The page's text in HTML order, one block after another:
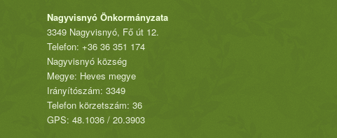
Nagyvisnyó Önkormányzata
3349 Nagyvisnyó, Fő út 12.
Telefon: +36 36 351 174
Nagyvisnyó község
Megye: Heves megye
Irányítószám: 3349
Telefon körzetszám: 36
GPS: 48.1036 / 20.3903